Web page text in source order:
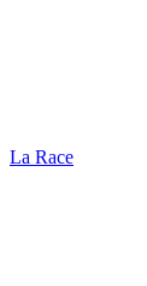
La Race